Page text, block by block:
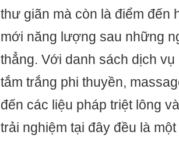
thư giãn mà còn là điểm đến
mới năng lượng sau những
thẳng. Với danh sách dịch
tắm trắng phi thuyền,
đến các liệu pháp triệt lông
trải nghiệm tại đây đều là